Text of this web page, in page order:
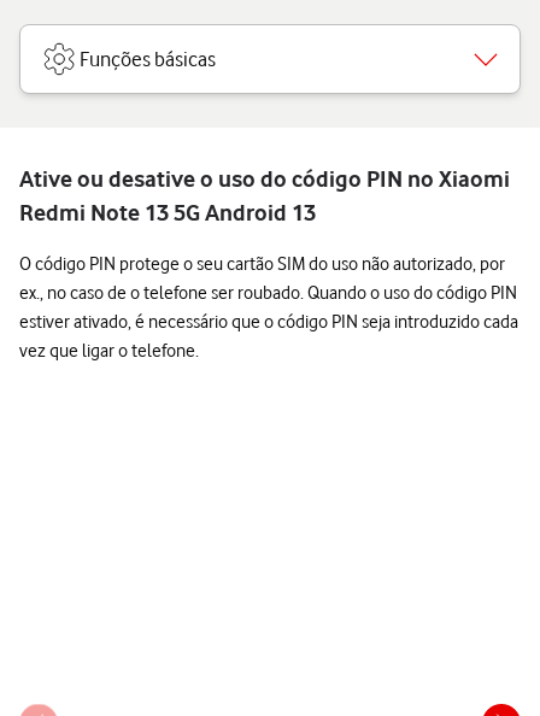
Funções básicas
Ative ou desative o uso do código PIN no Xiaomi
Redmi Note 13 5G Android 13
O código PIN protege o seu cartão SIM do uso não autorizado, por
ex., no caso de o telefone ser roubado. Quando o uso do código PIN
estiver ativado, é necessário que o código PIN seja introduzido cada
vez que ligar o telefone.